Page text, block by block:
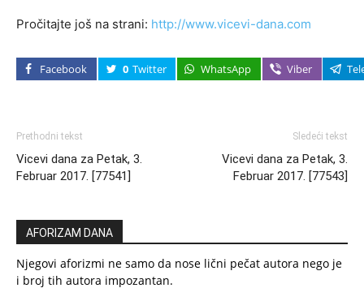
Pročitajte još na strani: http://www.vicevi-dana.com
Facebook 0 Twitter WhatsApp Viber
Prethodni tekst
Vicevi dana za Petak, 3.
Februar 2017. [77541]
Sledeći tekst
Vicevi dana za Petak, 3.
Februar 2017. [77543]
AFORIZAM DANA
Njegovi aforizmi ne samo da nose lični pečat autora nego je
i broj tih autora impozantan.